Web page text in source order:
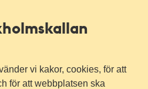
vi kakor, cookies, för att
för att webbplatsen ska